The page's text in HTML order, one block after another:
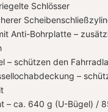
Schlösser
Anti-Bohrplatte –
– schützen den
–
– ca. 640 g (U-Bügel) /